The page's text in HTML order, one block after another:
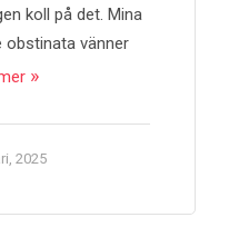
koll på det. Mina
obstinata vänner
2025